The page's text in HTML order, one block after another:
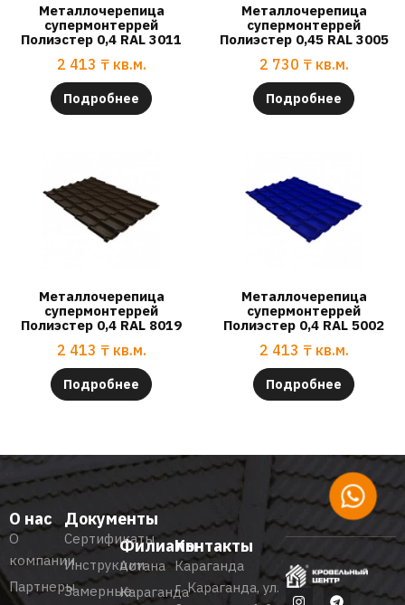
Металлочерепица
супермонтеррей
Полиэстер 0,4 RAL 3011
2 413 ₸ кв.м.
Подробнее
Металлочерепица
супермонтеррей
Полиэстер 0,45 RAL 3005
2 730 ₸ кв.м.
Подробнее
Металлочерепица
супермонтеррей
Полиэстер 0,4 RAL 8019
2 413 ₸ кв.м.
Подробнее
Металлочерепица
супермонтеррей
Полиэстер 0,4 RAL 5002
2 413 ₸ кв.м.
Подробнее
О нас
О
компании
Партнеры
Документы
Сертификаты
Инструкции
Замерные
Филиалы
Астана
Караганда
Контакты
Караганда
г. Караганда, ул.